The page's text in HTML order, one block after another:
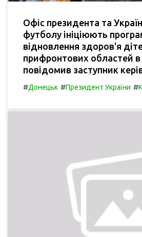
Офіс президента та
футболу ініціюють
відновлення здоров'я
прифронтових областей в
повідомив заступник
#Донецьк #Президент України #